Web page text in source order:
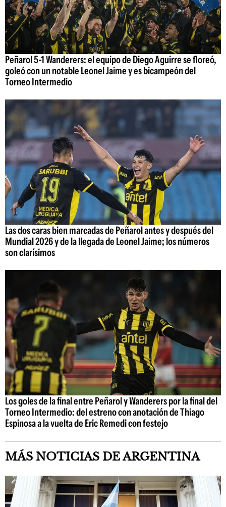
Peñarol 5-1 Wanderers: el equipo de Diego Aguirre se floreó,
goleó con un notable Leonel Jaime y es bicampeón del
Torneo Intermedio
Las dos caras bien marcadas de Peñarol antes y después del
Mundial 2026 y de la llegada de Leonel Jaime; los números
son clarísimos
Los goles de la final entre Peñarol y Wanderers por la final del
Torneo Intermedio: del estreno con anotación de Thiago
Espinosa a la vuelta de Eric Remedi con festejo
MÁS NOTICIAS DE ARGENTINA